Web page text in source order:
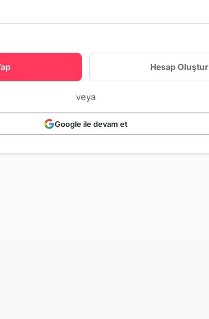
Hesap Oluştur
veya
Google ile devam et